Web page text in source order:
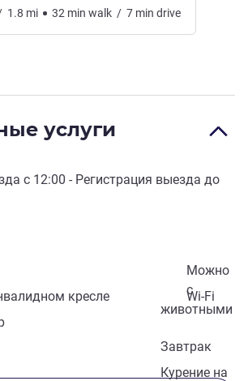
1.8 mi 32 min walk / 7 min drive
услуги
с 12:00 - Регистрация выезда до
Можно
с
животными
кресле
Wi-Fi
Завтрак
Курение на